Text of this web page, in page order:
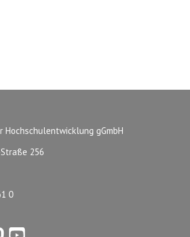
Hochschulentwicklung gGmbH
256
0